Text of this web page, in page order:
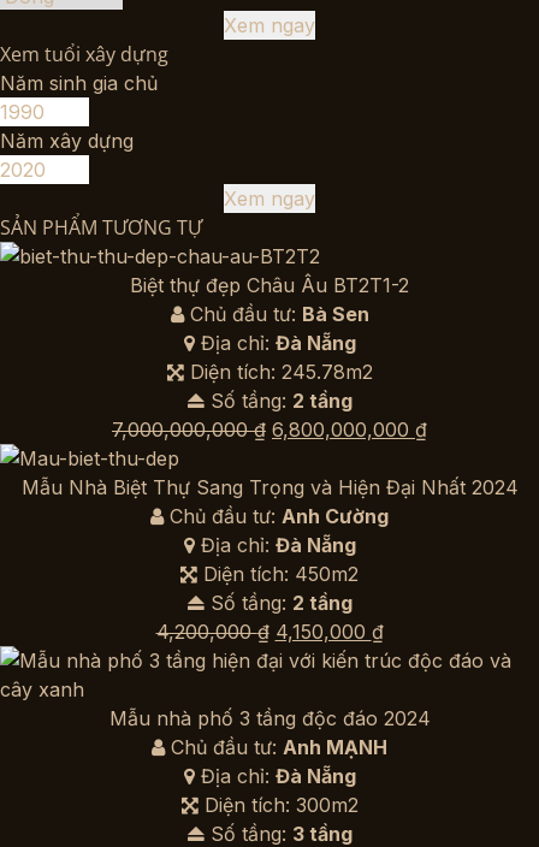
Xem ngay
Xem tuổi xây dựng
Năm sinh gia chủ
Năm xây dựng
Xem ngay
SẢN PHẨM TƯƠNG TỰ
Biệt thự đẹp Châu Âu BT2T1-2
Chủ đầu tư: Bà Sen
Địa chỉ: Đà Nẵng
Diện tích: 245.78m2
Số tầng: 2 tầng
7,000,000,000₫ Giá
là:
7,000,000,000 ₫.
6,800,000,000 ₫Giá
tại
Mẫu Nhà Biệt Thự Sang Trọng và Hiện Đại Nhất 2024
Chủ đầu tư: Anh Cường
Địa chỉ: Đà Nẵng
Diện tích: 450m2
Số tầng: 2 tầng
4,200,000₫ Giá
gốc
4,200,000 ₫.
4,150,000 ₫Giá
hiện
là:
4,150,000 ₫.
Mẫu nhà phố 3 tầng độc đáo 2024
Chủ đầu tư: Anh MẠNH
Địa chỉ: Đà Nẵng
Diện tích: 300m2
Số tầng: 3 tầng